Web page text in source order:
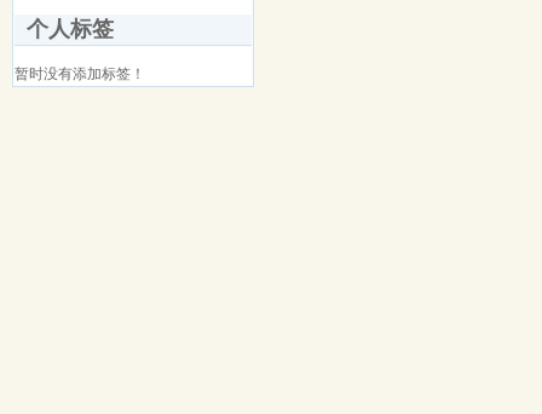
个人标签
暂时没有添加标签！